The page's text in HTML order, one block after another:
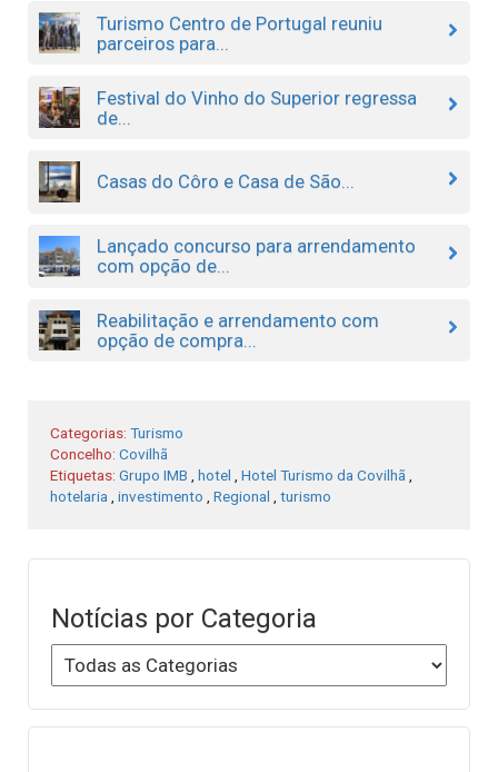
Turismo Centro de Portugal reuniu
parceiros para...
Festival do Vinho do Superior regressa
de...
Casas do Côro e Casa de São...
Lançado concurso para arrendamento
com opção de...
Reabilitação e arrendamento com
opção de compra...
Categorias: Turismo
Concelho: Covilhã
Etiquetas: Grupo IMB , hotel , Hotel Turismo da Covilhã,
hotelaria, investimento , Regional , turismo
Notícias por Categoria